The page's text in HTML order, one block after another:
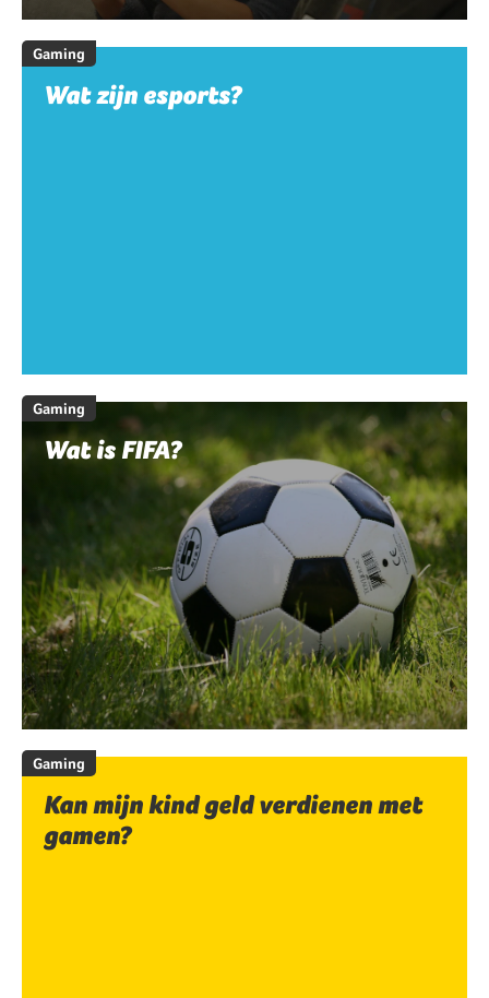
Gaming
Wat zijn esports?
Gaming
Wat is FIFA?
Gaming
Kan mijn kind geld verdienen met
gamen?